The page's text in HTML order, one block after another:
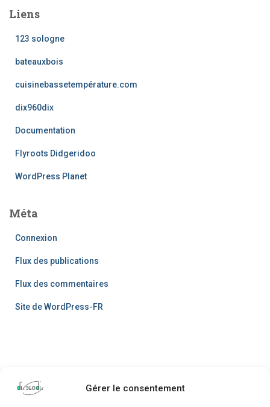
Gérer le consentement
Liens
123 sologne
bateauxbois
cuisinebassetempérature.com
dix960dix
Documentation
Flyroots Didgeridoo
WordPress Planet
Méta
Connexion
Flux des publications
Flux des commentaires
Site de WordPress-FR